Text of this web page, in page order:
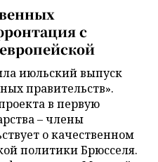
с
июльский выпуск
правительств».
в первую
– члены
о качественном
политики Брюсселя.